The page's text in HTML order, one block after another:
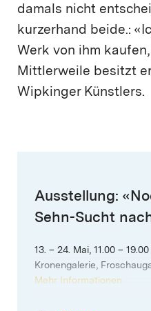
damals nicht
kurzerhand beide.:
Werk von ihm
Mittlerweile besitzt
Wipkinger Künstlers.
Ausstellung:
Sehn-Sucht
13. – 24. Mai, 11.00 – 19.00
Kronengalerie,
Mehr Informationen